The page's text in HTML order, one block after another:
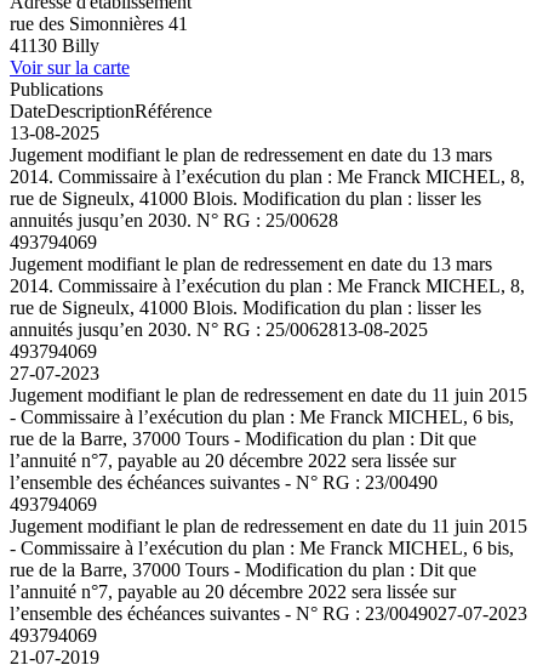
rue des Simonnières 41
41130 Billy
Voir sur la carte
Publications
DateDescriptionRéférence
13-08-2025
Jugement modifiant le plan de redressement en date du 13 mars
2014. Commissaire à l’exécution du plan : Me Franck MICHEL, 8,
rue de Signeulx, 41000 Blois. Modification du plan : lisser les
annuités jusqu’en 2030. N° RG : 25/00628
493794069
Jugement modifiant le plan de redressement en date du 13 mars
2014. Commissaire à l’exécution du plan : Me Franck MICHEL, 8,
rue de Signeulx, 41000 Blois. Modification du plan : lisser les
annuités jusqu’en 2030. N° RG : 25/0062813-08-2025
493794069
27-07-2023
Jugement modifiant le plan de redressement en date du 11 juin 2015
- Commissaire à l’exécution du plan : Me Franck MICHEL, 6 bis,
rue de la Barre, 37000 Tours - Modification du plan : Dit que
l’annuité n°7, payable au 20 décembre 2022 sera lissée sur
l’ensemble des échéances suivantes - N° RG : 23/00490
493794069
Jugement modifiant le plan de redressement en date du 11 juin 2015
- Commissaire à l’exécution du plan : Me Franck MICHEL, 6 bis,
rue de la Barre, 37000 Tours - Modification du plan : Dit que
l’annuité n°7, payable au 20 décembre 2022 sera lissée sur
l’ensemble des échéances suivantes - N° RG : 23/0049027-07-2023
493794069
21-07-2019